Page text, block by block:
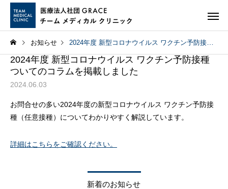
お知らせ 2024年度 新型コロナウイルス ワクチン予防接種ついてのコラムを掲載しました
2024年度 新型コロナウイルス ワクチン予防接種
ついてのコラムを掲載しました
2024.06.03
お問合せの多い2024年度の新型コロナウイルス ワクチン予防接
種（任意接種）についてわかりやすく解説しています。
詳細はこちらをご確認ください。
新着のお知らせ